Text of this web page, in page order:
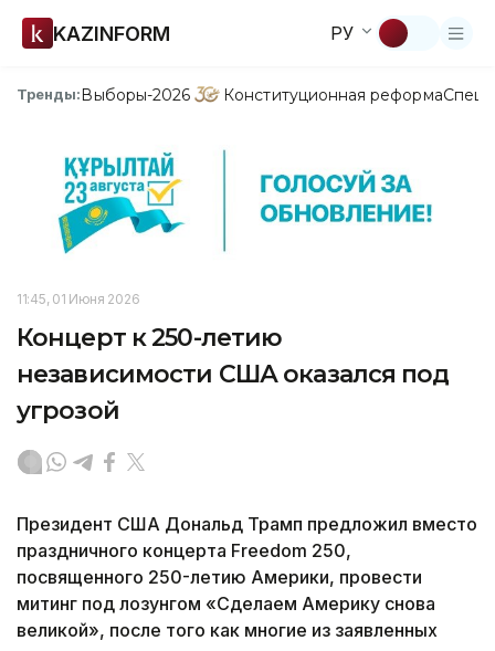
KAZINFORM РУ
Тренды:Выборы-2026 Конституционная реформа
11:45, 01 Июня 2026
Концерт к 250-летию
независимости США оказался под
угрозой
Президент США Дональд Трамп предложил вместо
праздничного концерта Freedom 250,
посвященного 250-летию Америки, провести
митинг под лозунгом «Сделаем Америку снова
великой», после того как многие из заявленных